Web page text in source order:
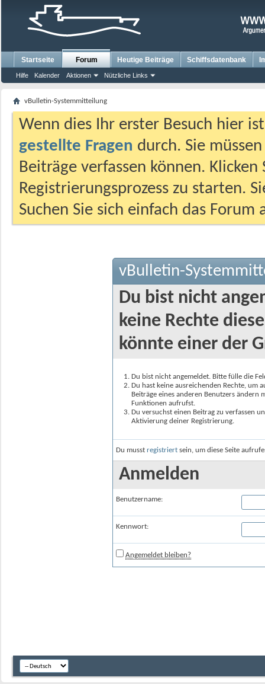
Startseite Forum
Hilfe Kalender Aktionen Nützliche Links
Heutige Beiträge Schiffsdatenbank
vBulletin-Systemmitteilung
Wenn dies Ihr erster Besuch hier
gestellte Fragen durch. Sie
Beiträge verfassen können.
Registrierungsprozess zu starten.
Suchen Sie sich einfach das
vBulletin-
Du bist nicht
keine Rechte
könnte einer der
Du bist nicht angemeldet. Bitte fülle die
Du hast keine ausreichenden Rechte, um
Beiträge eines anderen Benutzers
Funktionen aufrufst.
Du versuchst einen Beitrag zu verfassen
Aktivierung deiner Registrierung.
Du musst registriert sein, um diese Seite
Anmelden
Benutzername:
Kennwort:
Angemeldet bleiben?